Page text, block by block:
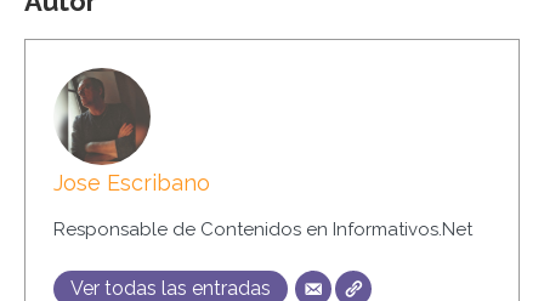
Jose Escribano
Responsable de Contenidos en Informativos.Net
Ver todas las entradas